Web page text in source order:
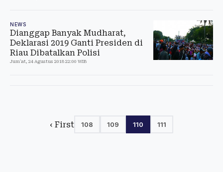
NEWS
Dianggap Banyak Mudharat,
Deklarasi 2019 Ganti Presiden di
Riau Dibatalkan Polisi
Jum'at, 24 Agustus 2018 22:00 WIB
‹ First 108 109 110 111